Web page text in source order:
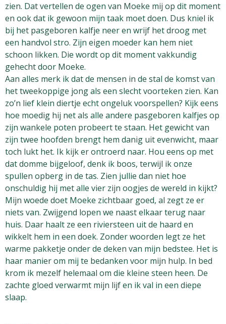
zien. Dat vertellen de ogen van Moeke mij op dit moment
en ook dat ik gewoon mijn taak moet doen. Dus kniel ik
bij het pasgeboren kalfje neer en wrijf het droog met
een handvol stro. Zijn eigen moeder kan hem niet
schoon likken. Die wordt op dit moment vakkundig
gehecht door Moeke.
Aan alles merk ik dat de mensen in de stal de komst van
het tweekoppige jong als een slecht voorteken zien. Kan
zo’n lief klein diertje echt ongeluk voorspellen? Kijk eens
hoe moedig hij net als alle andere pasgeboren kalfjes op
zijn wankele poten probeert te staan. Het gewicht van
zijn twee hoofden brengt hem danig uit evenwicht, maar
toch lukt het. Ik kijk er ontroerd naar. Hou eens op met
dat domme bijgeloof, denk ik boos, terwijl ik onze
spullen opberg in de tas. Zien jullie dan niet hoe
onschuldig hij met alle vier zijn oogjes de wereld in kijkt?
Mijn woede doet Moeke zichtbaar goed, al zegt ze er
niets van. Zwijgend lopen we naast elkaar terug naar
huis. Daar haalt ze een riviersteen uit de haard en
wikkelt hem in een doek. Zonder woorden legt ze het
warme pakketje onder de deken van mijn bedstee. Het is
haar manier om mij te bedanken voor mijn hulp. In bed
krom ik mezelf helemaal om die kleine steen heen. De
zachte gloed verwarmt mijn lijf en ik val in een diepe
slaap.